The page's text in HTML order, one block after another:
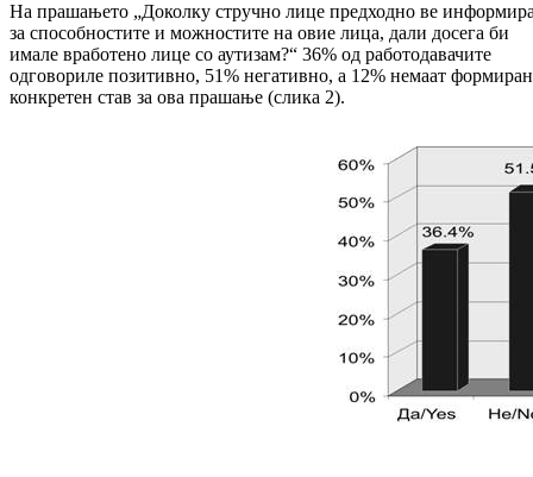
На прашањето „Доколку стручно лице предходно ве
за способностите и можностите на овие лица, дали досега би
имале вработено лице со аутизам?“ 36% од работодавачите
одговориле позитивно, 51% негативно, а 12% немаат
конкретен став за ова прашање (слика 2).